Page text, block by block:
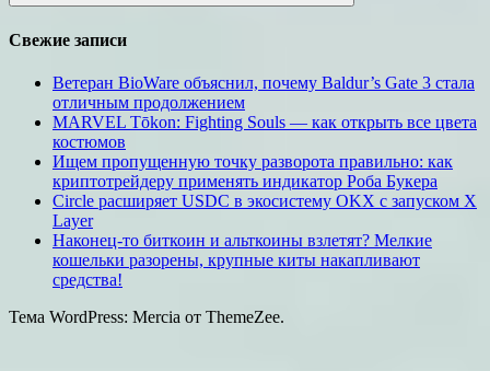
Поиск
Свежие записи
Ветеран BioWare объяснил, почему Baldur’s Gate 3 стала
отличным продолжением
MARVEL Tōkon: Fighting Souls — как открыть все цвета
костюмов
Ищем пропущенную точку разворота правильно: как
криптотрейдеру применять индикатор Роба Букера
Circle расширяет USDC в экосистему OKX с запуском X
Layer
Наконец-то биткоин и альткоины взлетят? Мелкие
кошельки разорены, крупные киты накапливают
средства!
Тема WordPress: Mercia от ThemeZee.